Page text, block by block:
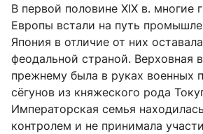
В первой половине XIX в. многие
Европы встали на путь
Япония в отличие от них
феодальной страной. Верховная
прежнему была в руках военных
сёгунов из княжеского рода
Императорская семья
контролем и не принимала